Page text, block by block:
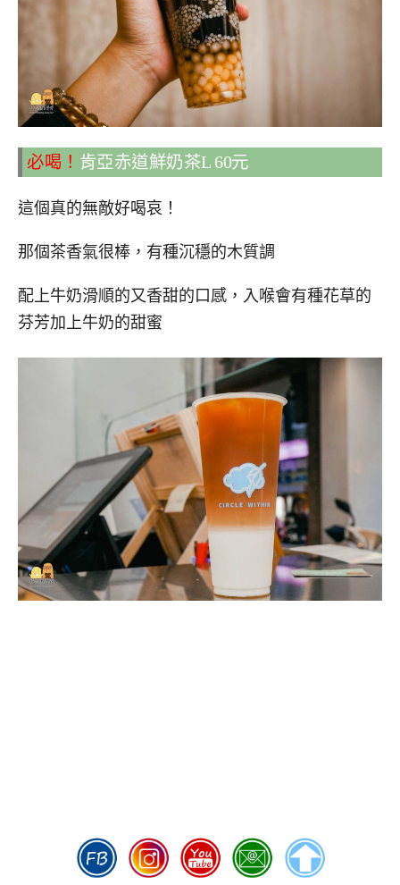
必喝！ 肯亞赤道鮮奶茶L 60元
這個真的無敵好喝哀！
那個茶香氣很棒，有種沉穩的木質調
配上牛奶滑順的又香甜的口感，入喉會有種花草的
芬芳加上牛奶的甜蜜